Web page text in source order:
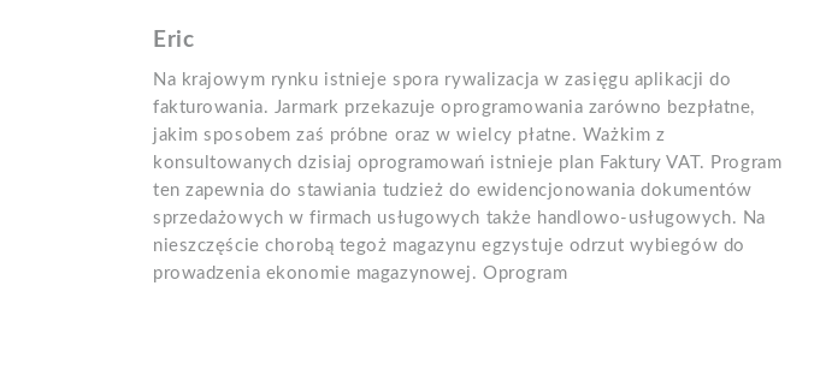
Eric
Na krajowym rynku istnieje spora rywalizacja w zasięgu aplikacji do
fakturowania. Jarmark przekazuje oprogramowania zarówno bezpłatne,
jakim sposobem zaś próbne oraz w wielcy płatne. Ważkim z
konsultowanych dzisiaj oprogramowań istnieje plan Faktury VAT. Program
ten zapewnia do stawiania tudzież do ewidencjonowania dokumentów
sprzedażowych w firmach usługowych także handlowo-usługowych. Na
nieszczęście chorobą tegoż magazynu egzystuje odrzut wybiegów do
prowadzenia ekonomie magazynowej. Oprogram